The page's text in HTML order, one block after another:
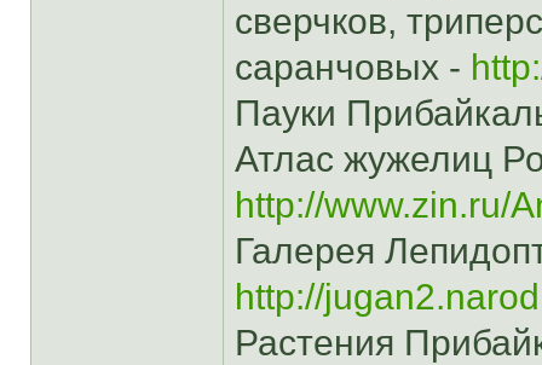
сверчков,
саранчовых -
Пауки
Атлас жужелиц
http://www.zin.ru/
Галерея
http://
Растения